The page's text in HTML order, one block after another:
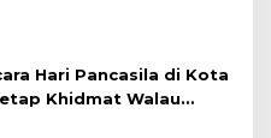
Hari Pancasila di Kota
Khidmat Walau